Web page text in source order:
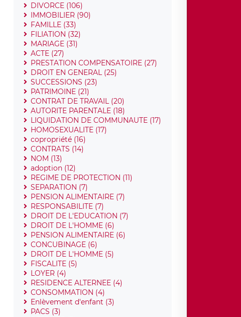
DIVORCE (106)
IMMOBILIER (90)
FAMILLE (33)
FILIATION (32)
MARIAGE (31)
ACTE (27)
PRESTATION COMPENSATOIRE (27)
DROIT EN GENERAL (25)
SUCCESSIONS (23)
PATRIMOINE (21)
CONTRAT DE TRAVAIL (20)
AUTORITE PARENTALE (18)
LIQUIDATION DE COMMUNAUTE (17)
HOMOSEXUALITE (17)
copropriété (16)
CONTRATS (14)
NOM (13)
adoption (12)
REGIME DE PROTECTION (11)
SEPARATION (7)
PENSION ALIMENTAIRE (7)
RESPONSABILITE (7)
DROIT DE L'EDUCATION (7)
DROIT DE L'HOMME (6)
PENSION ALIMENTAIRE (6)
CONCUBINAGE (6)
DROIT DE L'HOMME (5)
FISCALITE (5)
LOYER (4)
RESIDENCE ALTERNEE (4)
CONSOMMATION (4)
Enlèvement d'enfant (3)
PACS (3)